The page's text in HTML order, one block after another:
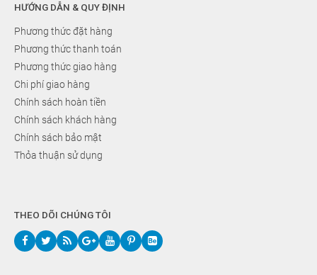
HƯỚNG DẪN & QUY ĐỊNH
Phương thức đặt hàng
Phương thức thanh toán
Phương thức giao hàng
Chi phí giao hàng
Chính sách hoàn tiền
Chính sách khách hàng
Chính sách bảo mật
Thỏa thuận sử dụng
THEO DÕI CHÚNG TÔI